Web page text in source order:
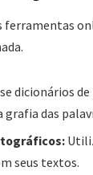
ferramentas
dicionários
grafia das
seus textos.